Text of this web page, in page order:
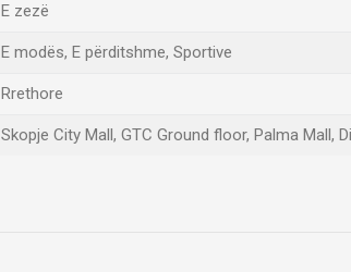
E zezë
E modës, E përditshme, Sportive
Rrethore
Skopje City Mall, GTC Ground floor, Palma Mall,